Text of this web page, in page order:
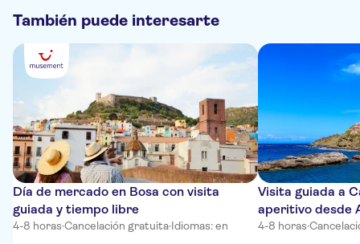
También puede interesarte
Día de mercado en Bosa con visita
guiada y tiempo libre
4-8 horas·Cancelación gratuita·Idiomas: en
Visita guiada a
aperitivo desde
4-8 horas·